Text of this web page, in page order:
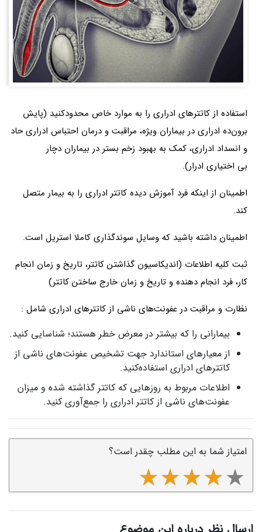
استفاده از کاتترهای ادراری را به موارد خاص محدودکنید (پایش
برون‌ده ادراری در بیماران ویژه، مراقبت و درمان احتباس ادراری حاد
و انسداد ادراری، کمک به بهبود زخم بستر در بیماران دچار
بی اختیاری ادرار).
اطمینان از اینکه فرد آموزش دیده کاتتر ادراری را به بیمار متصل
کند.
اطمینان داشته باشید که وسایل سوندگذاری کاملا استریل است.
ثبت کلیه اطلاعات (اندیکاسیون گذاشتن کاتتر، تاریخ و زمان انجام
کار، فرد انجام دهنده و تاریخ و زمان خارج ساختن کاتتر)
نظارت و مراقبت در عفونت‌های ناشی از کاتترهای ادراری شامل :
بیمارانی را که بیشتر در معرض خطر هستند؛ شناسایی کنید.
از معیارهای استاندارد جهت تشخیص عفونت‌های ناشی از
کاتترهای ادراری استفاده‌کنید.
اطلاعات مربوط به روزهایی که کاتتر گذاشته شده و میزان
عفونت‌های ناشی از کاتتر ادراری را جمع‌آوری کنید.
امتیاز شما به این مطلب چقدر است؟